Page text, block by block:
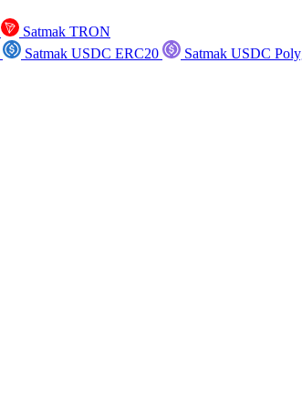
Satmak TRON
Satmak USDC ERC20
Satmak USDC